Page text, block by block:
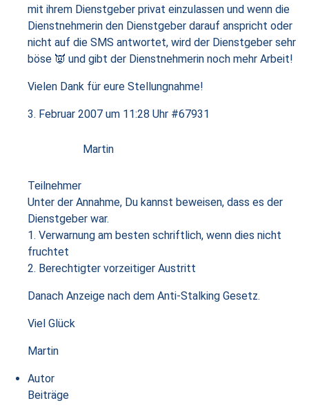
mit ihrem Dienstgeber privat einzulassen und wenn die
Dienstnehmerin den Dienstgeber darauf anspricht oder
nicht auf die SMS antwortet, wird der Dienstgeber sehr
böse 👿 und gibt der Dienstnehmerin noch mehr Arbeit!
Vielen Dank für eure Stellungnahme!
3. Februar 2007 um 11:28 Uhr #67931
Martin
Teilnehmer
Unter der Annahme, Du kannst beweisen, dass es der
Dienstgeber war.
1. Verwarnung am besten schriftlich, wenn dies nicht
fruchtet
2. Berechtigter vorzeitiger Austritt
Danach Anzeige nach dem Anti-Stalking Gesetz.
Viel Glück
Martin
Autor
Beiträge